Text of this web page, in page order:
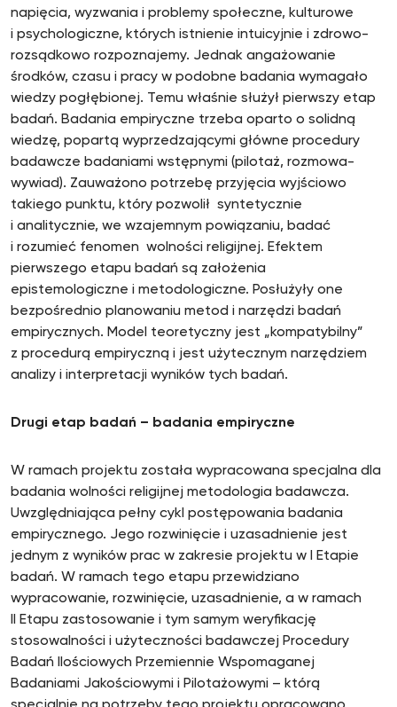
napięcia, wyzwania i problemy społeczne, kulturowe
i psychologiczne, których istnienie intuicyjnie i zdrowo-
rozsądkowo rozpoznajemy. Jednak angażowanie
środków, czasu i pracy w podobne badania wymagało
wiedzy pogłębionej. Temu właśnie służył pierwszy etap
badań. Badania empiryczne trzeba oparto o solidną
wiedzę, popartą wyprzedzającymi główne procedury
badawcze badaniami wstępnymi (pilotaż, rozmowa-
wywiad). Zauważono potrzebę przyjęcia wyjściowo
takiego punktu, który pozwolił syntetycznie
i analitycznie, we wzajemnym powiązaniu, badać
i rozumieć fenomen wolności religijnej. Efektem
pierwszego etapu badań są założenia
epistemologiczne i metodologiczne. Posłużyły one
bezpośrednio planowaniu metod i narzędzi badań
empirycznych. Model teoretyczny jest „kompatybilny”
z procedurą empiryczną i jest użytecznym narzędziem
analizy i interpretacji wyników tych badań.
Drugi etap badań – badania empiryczne
W ramach projektu została wypracowana specjalna dla
badania wolności religijnej metodologia badawcza.
Uwzględniająca pełny cykl postępowania badania
empirycznego. Jego rozwinięcie i uzasadnienie jest
jednym z wyników prac w zakresie projektu w I Etapie
badań. W ramach tego etapu przewidziano
wypracowanie, rozwinięcie, uzasadnienie, a w ramach
II Etapu zastosowanie i tym samym weryfikację
stosowalności i użyteczności badawczej Procedury
Badań Ilościowych Przemiennie Wspomaganej
Badaniami Jakościowymi i Pilotażowymi – którą